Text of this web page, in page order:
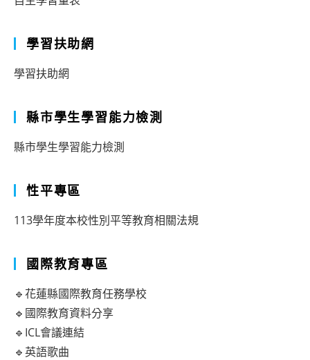
學習扶助網
學習扶助網
縣市學生學習能力檢測
縣市學生學習能力檢測
性平專區
113學年度本校性別平等教育相關法規
國際教育專區
🔹花蓮縣國際教育任務學校
🔹國際教育資料分享
🔹ICL會議連結
🔹英語歌曲